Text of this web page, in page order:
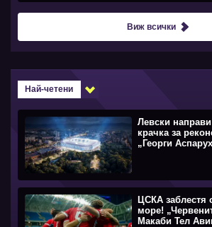
Виж всички
Най-четени
Левски
крачка за
„Георги
ЦСКА заблестя
море!
Макаби Тел